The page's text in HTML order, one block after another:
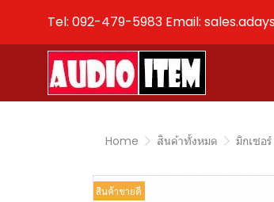
Tel: 092-479-5983 Email:
Home สินค้าทั้งหมด มิกเซอร์
สินค้าขายดี